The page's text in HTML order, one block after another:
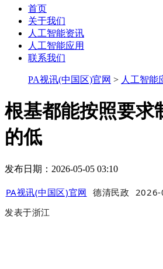
首页
关于我们
人工智能资讯
人工智能应用
联系我们
PA视讯(中国区)官网 > 人工智能
根基都能按照要求
的低
发布日期：2026-05-05 03:10
PA视讯(中国区)官网 德清民政
发表于浙江